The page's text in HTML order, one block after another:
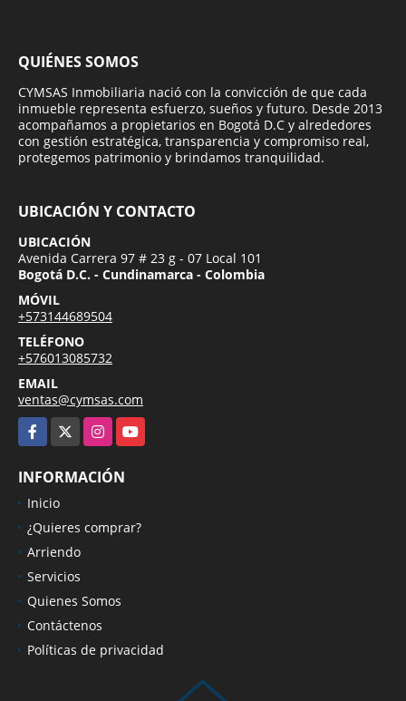
QUIÉNES SOMOS
CYMSAS Inmobiliaria nació con la convicción de que cada
inmueble representa esfuerzo, sueños y futuro. Desde 2013
acompañamos a propietarios en Bogotá D.C y alrededores
con gestión estratégica, transparencia y compromiso real,
protegemos patrimonio y brindamos tranquilidad.
UBICACIÓN Y CONTACTO
UBICACIÓN
Avenida Carrera 97 # 23 g - 07 Local 101
Bogotá D.C. - Cundinamarca - Colombia
MÓVIL
+573144689504
TELÉFONO
+576013085732
EMAIL
ventas@cymsas.com
Facebook
InstagramYouTube
INFORMACIÓN
Inicio
¿Quieres comprar?
Arriendo
Servicios
Quienes Somos
Contáctenos
Políticas de privacidad